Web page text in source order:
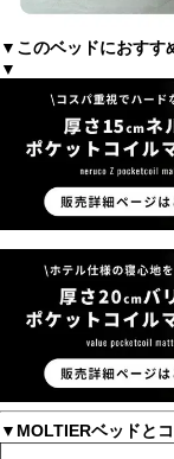
▼このベッドにおすす
▼
▼MOLTIERベッドと